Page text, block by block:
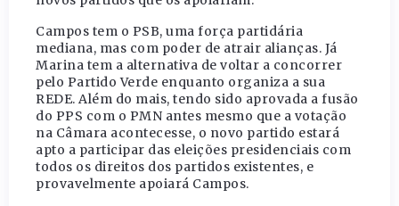
Campos tem o PSB, uma força partidária
mediana, mas com poder de atrair alianças. Já
Marina tem a alternativa de voltar a concorrer
pelo Partido Verde enquanto organiza a sua
REDE. Além do mais, tendo sido aprovada a fusão
do PPS com o PMN antes mesmo que a votação
na Câmara acontecesse, o novo partido estará
apto a participar das eleições presidenciais com
todos os direitos dos partidos existentes, e
provavelmente apoiará Campos.